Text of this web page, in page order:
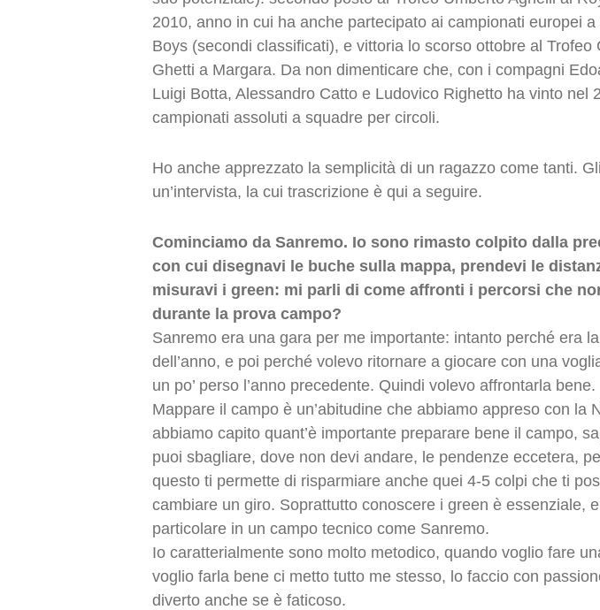
2010, anno in cui ha anche partecipato ai campionati europei a
Boys (secondi classificati), e vittoria lo scorso ottobre al Trofeo
Ghetti a Margara. Da non dimenticare che, con i compagni
Luigi Botta, Alessandro Catto e Ludovico Righetto ha vinto nel
campionati assoluti a squadre per circoli.
Ho anche apprezzato la semplicità di un ragazzo come tanti.
un’intervista, la cui trascrizione è qui a seguire.
Cominciamo da Sanremo. Io sono rimasto colpito dalla
con cui disegnavi le buche sulla mappa, prendevi le
misuravi i green: mi parli di come affronti i percorsi che
durante la prova campo?
Sanremo era una gara per me importante: intanto perché era
dell’anno, e poi perché volevo ritornare a giocare con una
un po’ perso l’anno precedente. Quindi volevo affrontarla bene.
Mappare il campo è un’abitudine che abbiamo appreso con la
abbiamo capito quant’è importante preparare bene il campo,
puoi sbagliare, dove non devi andare, le pendenze eccetera,
questo ti permette di risparmiare anche quei 4-5 colpi che ti
cambiare un giro. Soprattutto conoscere i green è essenziale,
particolare in un campo tecnico come Sanremo.
Io caratterialmente sono molto metodico, quando voglio fare
voglio farla bene ci metto tutto me stesso, lo faccio con
diverto anche se è faticoso.